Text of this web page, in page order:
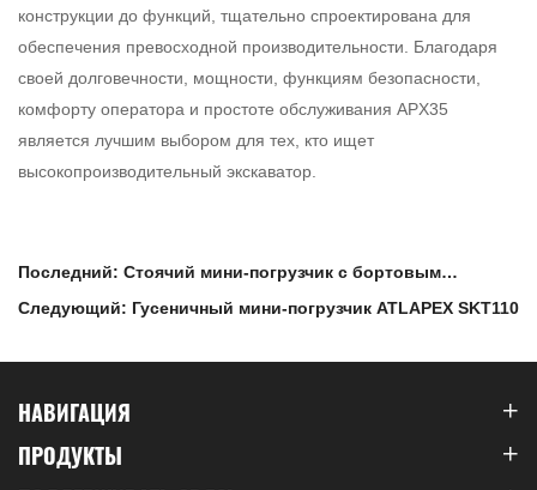
конструкции до функций, тщательно спроектирована для
обеспечения превосходной производительности. Благодаря
своей долговечности, мощности, функциям безопасности,
комфорту оператора и простоте обслуживания APX35
является лучшим выбором для тех, кто ищет
высокопроизводительный экскаватор.
Последний: Стоячий мини-погрузчик с бортовым
поворотом MS28T с мощным дизельным двигателем
Следующий: Гусеничный мини-погрузчик ATLAPEX SKT110
НАВИГАЦИЯ
ПРОДУКТЫ